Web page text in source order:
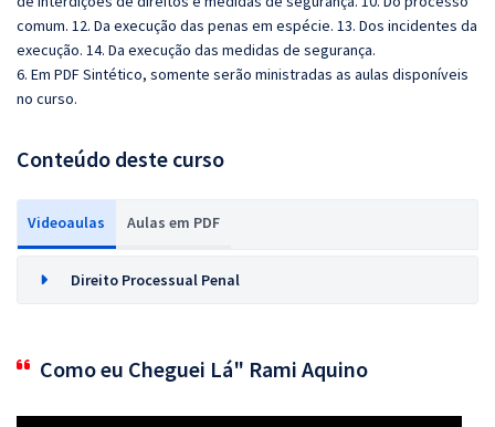
comum. 12. Da execução das penas em espécie. 13. Dos incidentes da
execução. 14. Da execução das medidas de segurança.
6. Em PDF Sintético, somente serão ministradas as aulas disponíveis
no curso.
Conteúdo deste curso
Videoaulas Aulas em PDF
Direito Processual Penal
Como eu Cheguei Lá" Rami Aquino